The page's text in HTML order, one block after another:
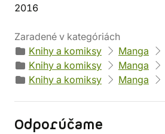
2016
Zaradené v kategóriách
Knihy a komiksy
Manga
Knihy a komiksy
Manga
Knihy a komiksy
Manga
Odporúčame